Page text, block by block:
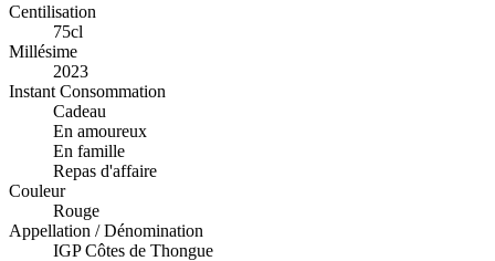
Centilisation
75cl
Millésime
2023
Instant Consommation
Cadeau
En amoureux
En famille
Repas d'affaire
Couleur
Rouge
Appellation / Dénomination
IGP Côtes de Thongue